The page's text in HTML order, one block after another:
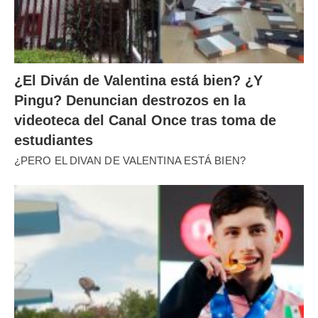
¿El Diván de Valentina está bien? ¿Y
Pingu? Denuncian destrozos en la
videoteca del Canal Once tras toma de
estudiantes
¿PERO EL DIVAN DE VALENTINA ESTÁ BIEN?